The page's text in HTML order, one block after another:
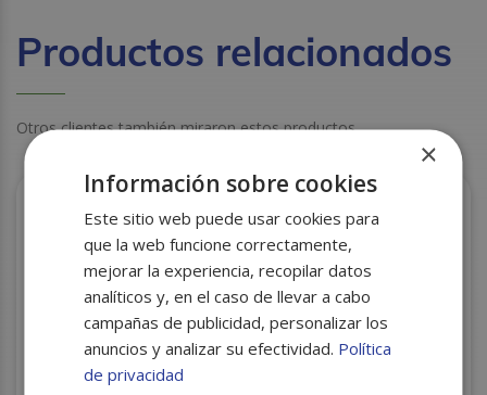
Productos relacionados
Otros clientes también miraron estos productos
×
Información sobre cookies
Este sitio web puede usar cookies para
que la web funcione correctamente,
mejorar la experiencia, recopilar datos
analíticos y, en el caso de llevar a cabo
campañas de publicidad, personalizar los
anuncios y analizar su efectividad. Política
de privacidad